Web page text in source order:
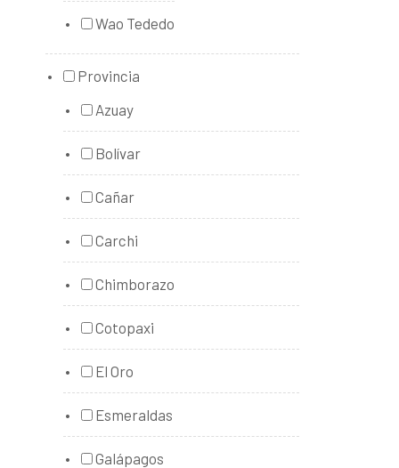
Wao Tededo
Provincia
Azuay
Bolívar
Cañar
Carchi
Chimborazo
Cotopaxi
El Oro
Esmeraldas
Galápagos